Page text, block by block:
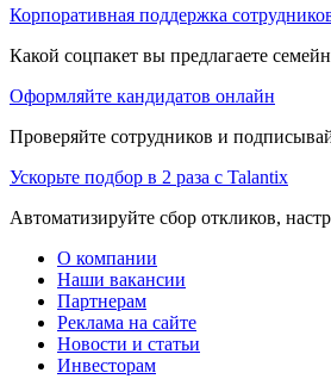
Корпоративная поддержка
Какой соцпакет вы предлагаете
Оформляйте кандидатов онлайн
Проверяйте сотрудников и
Ускорьте подбор в 2 раза с Talantix
Автоматизируйте сбор откликов,
О компании
Наши вакансии
Партнерам
Реклама на сайте
Новости и статьи
Инвесторам